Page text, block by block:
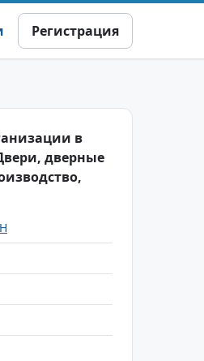
Регистрация
в
дверные